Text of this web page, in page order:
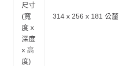
尺寸
(寬
度 x
深度
x 高
度)
314 x 256 x 181 公釐